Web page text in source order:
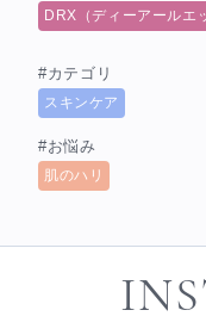
DRX（ディーアールエ
#カテゴリ
スキンケア
#お悩み
肌のハリ